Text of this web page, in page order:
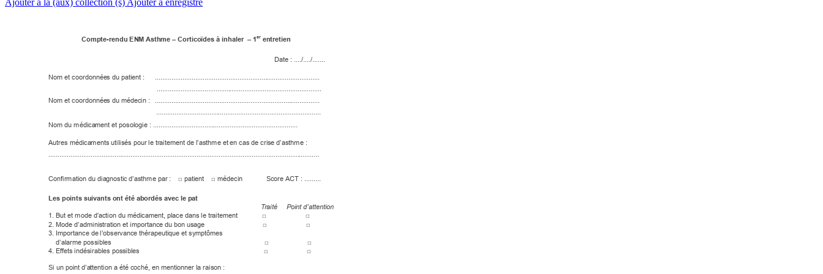
Compte-rendu EN M Asthme – Corticoïdes à inhaler  – 1er entretien
Date : ..../..../.......
Nom et coordonnées du patient : ..........................................................................................
..........................................................................................
Nom et coordonnées du médecin : ..........................................................................................
..........................................................................................
Nom du médicament et posologie : ...............................................................................
Autres médicaments utilisés pour l e traitement de l’asthme et en cas de crise d’asthme :
....................................................................................................................................................
Confirmation du diagnostic d’asthme par :    □ patient □ médecin Score ACT : .........
Les points suivants ont été abordés avec le pat
Traité Point d’attention
1. But et mode d’action du médicament, place dans le traitement □
□
2. Mode d’administration et importance du bon usage □
□
3. Importance de l’observance thérapeutique et symptômes
    d’alarme possibles
□
□
4. Effets indésirables possibles □ □
Si un point d’attention a été coché, en mentionner la raison :